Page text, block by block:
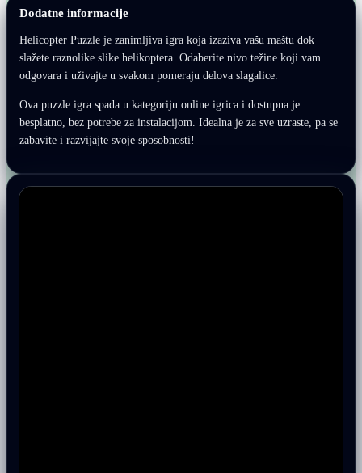
Dodatne informacije
Helicopter Puzzle je zanimljiva igra koja izaziva vašu maštu dok
slažete raznolike slike helikoptera. Odaberite nivo težine koji vam
odgovara i uživajte u svakom pomeraju delova slagalice.
Ova puzzle igra spada u kategoriju online igrica i dostupna je
besplatno, bez potrebe za instalacijom. Idealna je za sve uzraste, pa se
zabavite i razvijajte svoje sposobnosti!